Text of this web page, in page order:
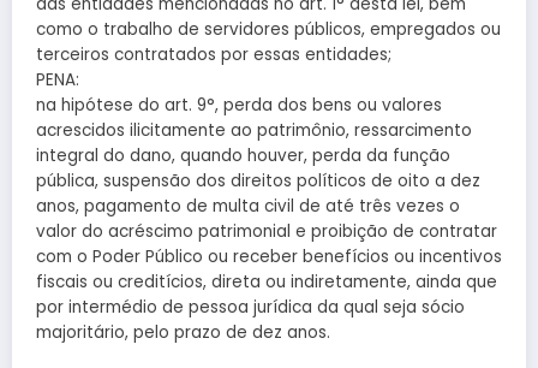
das entidades mencionadas no art. 1° desta lei, bem
como o trabalho de servidores públicos, empregados ou
terceiros contratados por essas entidades;
PENA:
na hipótese do art. 9°, perda dos bens ou valores
acrescidos ilicitamente ao patrimônio, ressarcimento
integral do dano, quando houver, perda da função
pública, suspensão dos direitos políticos de oito a dez
anos, pagamento de multa civil de até três vezes o
valor do acréscimo patrimonial e proibição de contratar
com o Poder Público ou receber benefícios ou incentivos
fiscais ou creditícios, direta ou indiretamente, ainda que
por intermédio de pessoa jurídica da qual seja sócio
majoritário, pelo prazo de dez anos.